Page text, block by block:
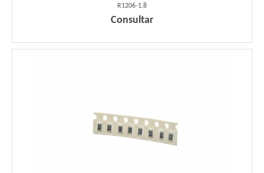
R1206-1.8
Consultar